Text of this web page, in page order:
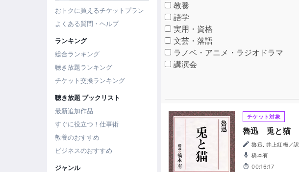
おトクに買えるチケットプラン
よくある質問・ヘルプ
ランキング
総合ランキング
聴き放題ランキング
チケット交換ランキング
聴き放題 ブックリスト
最新追加作品
すぐに役立つ！仕事術
教養のおすすめ
ビジネスのおすすめ
ジャンル
教養
語学
実用・資格
文芸・落語
ラノベ・アニメ・ラジオドラマ
講演会
チケット対象
魯迅 兎と猫
魯迅, 井上紅梅／訳
橋本有
00:16:17